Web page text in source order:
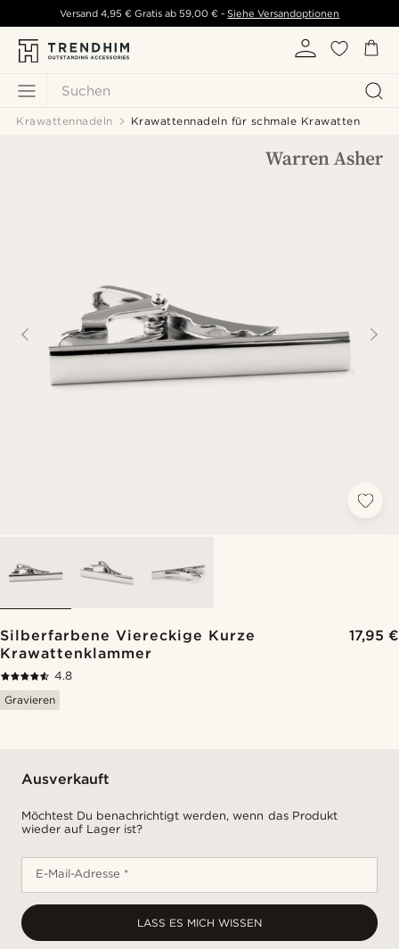
Suchen
Versand 4,95 € Gratis ab 59,00 € - Siehe Versandoptionen
Krawattennadeln Krawattennadeln für schmale Krawatten
Silberfarbene Viereckige Kurze
Krawattenklammer
17,95 €
4.8
Gravieren
Ausverkauft
Möchtest Du benachrichtigt werden, wenn das Produkt
wieder auf Lager ist?
E-Mail-Adresse *
LASS ES MICH WISSEN